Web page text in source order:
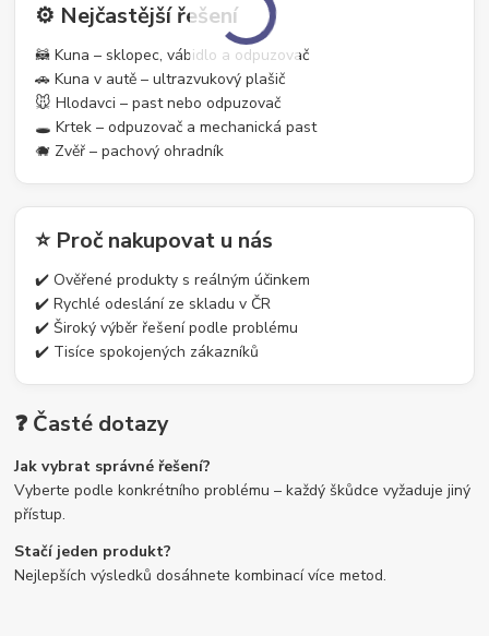
⚙️ Nejčastější řešení
🦝 Kuna – sklopec, vábidlo a odpuzovač
🚗 Kuna v autě – ultrazvukový plašič
🐭 Hlodavci – past nebo odpuzovač
🕳️ Krtek – odpuzovač a mechanická past
🐗 Zvěř – pachový ohradník
⭐ Proč nakupovat u nás
✔️ Ověřené produkty s reálným účinkem
✔️ Rychlé odeslání ze skladu v ČR
✔️ Široký výběr řešení podle problému
✔️ Tisíce spokojených zákazníků
❓ Časté dotazy
Jak vybrat správné řešení?
Vyberte podle konkrétního problému – každý škůdce vyžaduje jiný
přístup.
Stačí jeden produkt?
Nejlepších výsledků dosáhnete kombinací více metod.